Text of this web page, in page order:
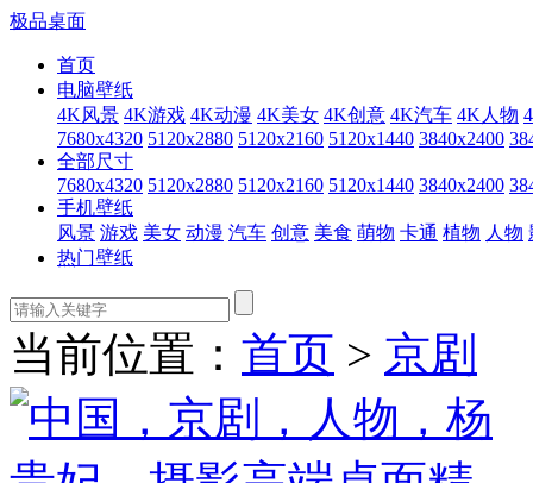
极品桌面
首页
电脑壁纸
4K风景 4K游戏 4K动漫 4K美女 4K创意 4K汽车 4K人物
7680x4320 5120x2880 5120x2160 5120x1440 3840x2400
全部尺寸
7680x4320 5120x2880 5120x2160 5120x1440 3840x2400
手机壁纸
风景 游戏 美女 动漫 汽车 创意 美食 萌物 卡通 植物 人物
热门壁纸
当前位置： 首页 > 京剧